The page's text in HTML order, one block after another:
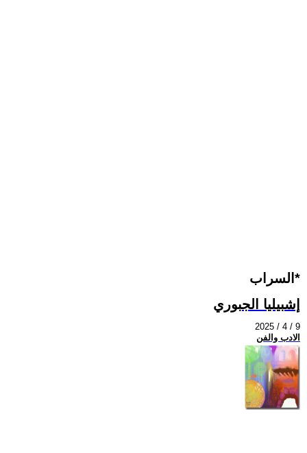
السراب*
إشبيليا الجبوري
2025 / 4 / 9
الادب والفن